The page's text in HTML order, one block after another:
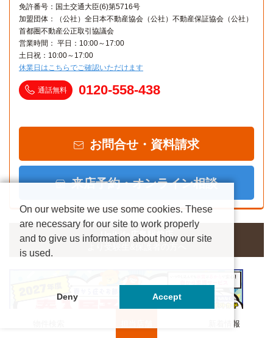
免許番号：国土交通大臣(6)第5716号
加盟団体：（公社）全日本不動産協会（公社）不動産保証協会（公社）
首都圏不動産公正取引協議会
営業時間： 平日：10:00～17:00
土日祝：10:00～17:00
休業日はこちらでご確認いただけます
通話無料 0120-558-438
お問合せ・資料請求
来店予約・オンライン相談
UniLife広島駅前店
新着情報
On our website we use some cookies. These
are necessary for our site to work properly
and to give us information about how our site
is used.
Deny Accept